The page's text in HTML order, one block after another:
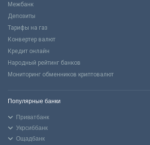
Межбанк
Депозиты
Тарифы на газ
Конвертер валют
Кредит онлайн
Народный рейтинг банков
Мониторинг обменников криптовалют
Популярные банки
Приватбанк
Укрсиббанк
Ощадбанк